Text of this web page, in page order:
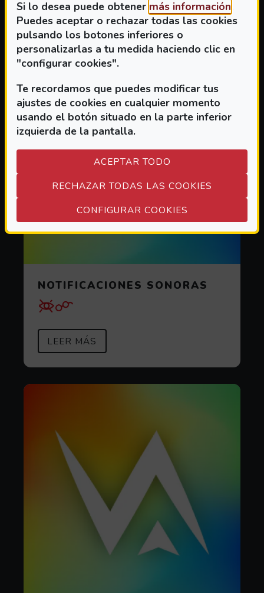
Si lo desea puede obtener más información(Abre
.
Puedes aceptar o rechazar todas las cookies
pulsando los botones inferiores o
personalizarlas a tu medida haciendo clic en
"configurar cookies".
Te recordamos que puedes modificar tus
ajustes de cookies en cualquier momento
usando el botón situado en la parte inferior
izquierda de la pantalla.
ACEPTAR TODO
RECHAZAR TODAS LAS COOKIES
CONFIGURAR COOKIES
LEER MÁSSOBRE IDIOMA
(ABRE EN VENTANA MODAL)
NOTIFICACIONES SONORAS
LEER MÁS